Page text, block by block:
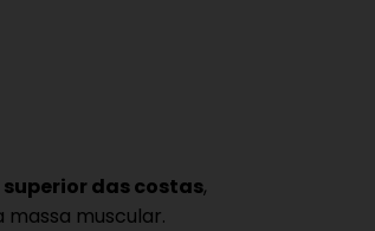
das costas,
massa muscular.